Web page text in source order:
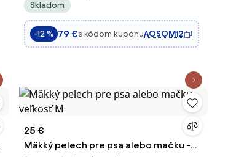
kryt, vysoké boky, vrchný vstup,
lopatka, kontrola zápachu, ľahké
čistenie
Skladom
-12 % 79 €s kódom kupónuAOSOM12
25 €
Mäkký pelech pre psa alebo mačku -